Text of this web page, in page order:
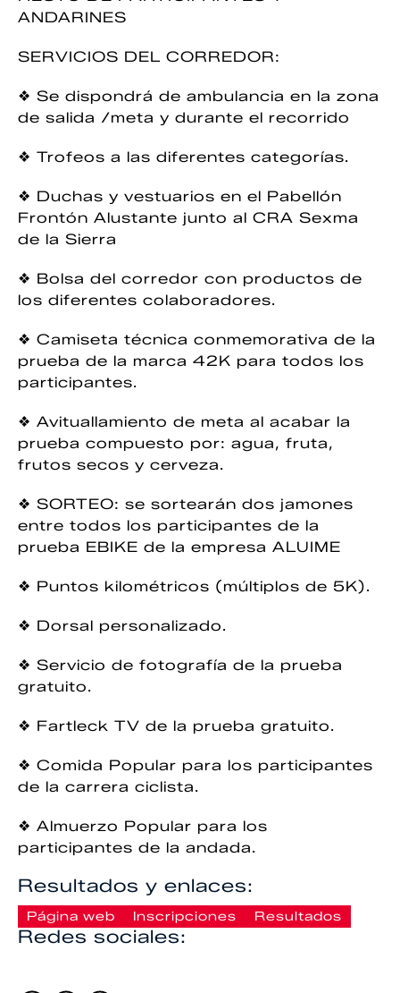
ANDARINES
SERVICIOS DEL CORREDOR:
❖ Se dispondrá de ambulancia en la zona
de salida /meta y durante el recorrido
❖ Trofeos a las diferentes categorías.
❖ Duchas y vestuarios en el Pabellón
Frontón Alustante junto al CRA Sexma
de la Sierra
❖ Bolsa del corredor con productos de
los diferentes colaboradores.
❖ Camiseta técnica conmemorativa de la
prueba de la marca 42K para todos los
participantes.
❖ Avituallamiento de meta al acabar la
prueba compuesto por: agua, fruta,
frutos secos y cerveza.
❖ SORTEO: se sortearán dos jamones
entre todos los participantes de la
prueba EBIKE de la empresa ALUIME
❖ Puntos kilométricos (múltiplos de 5K).
❖ Dorsal personalizado.
❖ Servicio de fotografía de la prueba
gratuito.
❖ Fartleck TV de la prueba gratuito.
❖ Comida Popular para los participantes
de la carrera ciclista.
❖ Almuerzo Popular para los
participantes de la andada.
Resultados y enlaces:
Página web Inscripciones Resultados
Redes sociales: